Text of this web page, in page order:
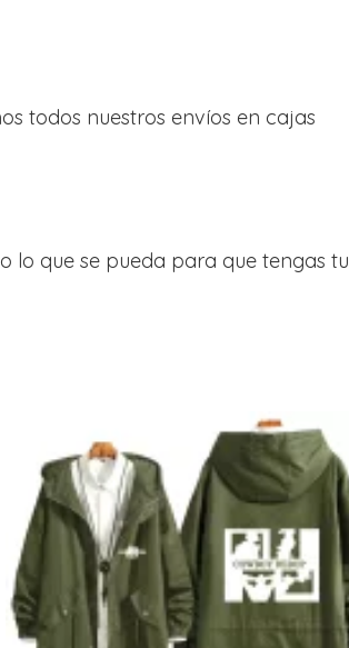
todos nuestros envíos en cajas
lo que se pueda para que tengas tu